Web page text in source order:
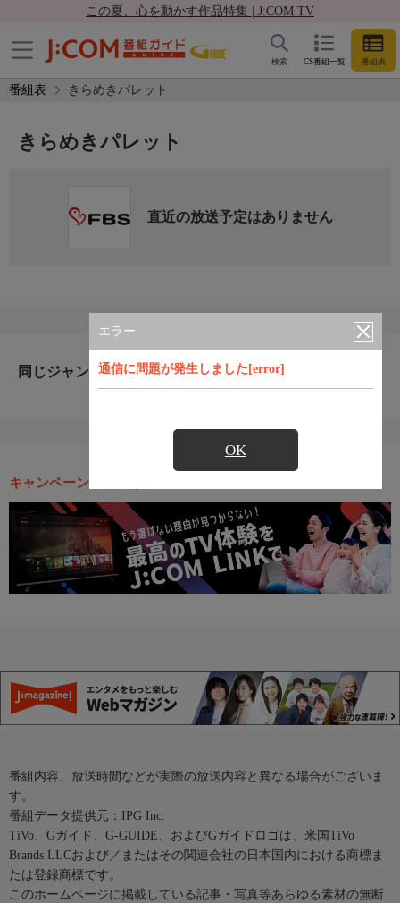
この夏、心を動かす作品特集 | J:COM TV
CS番組一覧 番組表
検索
番組表 きらめきパレット
エラー
通信に問題が発生しました[error]
OK
きらめきパレット
直近の放送予定はありません
同じジャンルのおすすめ番組
キャンペーン・お得な情報
番組内容、放送時間などが実際の放送内容と異なる場合がございま
す。
番組データ提供元：IPG Inc.
TiVo、Gガイド、G-GUIDE、およびGガイドロゴは、米国TiVo
Brands LLCおよび／またはその関連会社の日本国内における商標ま
たは登録商標です。
このホームページに掲載している記事・写真等あらゆる素材の無断